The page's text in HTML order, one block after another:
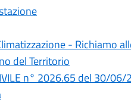
- Richiamo
del Territorio
n° 2026.65 del 30/